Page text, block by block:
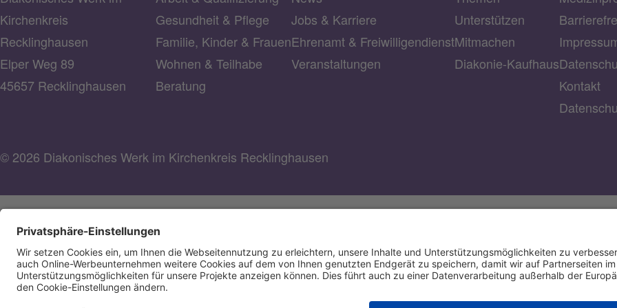
Kirchenkreis
Recklinghausen
Elper Weg 89
45657 Recklinghausen
Gesundheit & Pflege
Familie, Kinder & Frauen
Wohnen & Teilhabe
Beratung
Jobs & Karriere
Ehrenamt & Freiwilligendienst
Veranstaltungen
Unterstützen
Mitmachen
Diakonie-Kaufhaus
Kontakt
© 2026 Diakonisches Werk im Kirchenkreis Recklinghausen
IBAN: DE53 3506 0190 2104 6340 47